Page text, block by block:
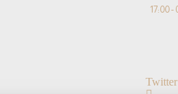
Twitter